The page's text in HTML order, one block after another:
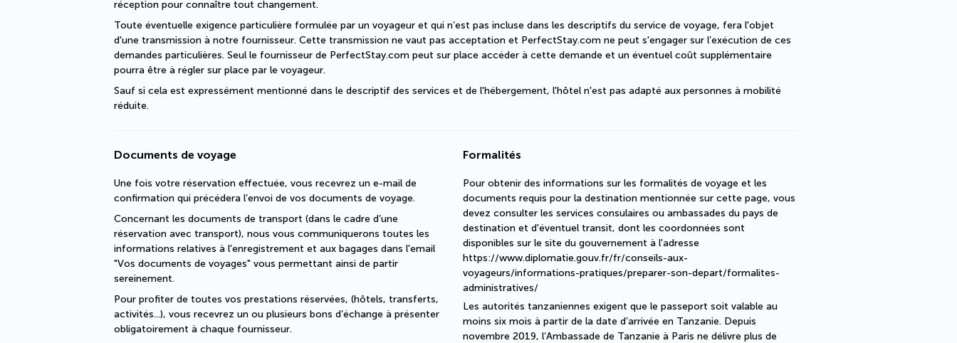
réception pour connaître tout changement.
Toute éventuelle exigence particulière formulée par un voyageur et qui n’est pas incluse dans les descriptifs du service de voyage, fera l'objet
d'une transmission à notre fournisseur. Cette transmission ne vaut pas acceptation et PerfectStay.com ne peut s'engager sur l’exécution de ces
demandes particulières. Seul le fournisseur de PerfectStay.com peut sur place accéder à cette demande et un éventuel coût supplémentaire
pourra être à régler sur place par le voyageur.
Sauf si cela est expressément mentionné dans le descriptif des services et de l'hébergement, l'hôtel n'est pas adapté aux personnes à mobilité
réduite.
Documents de voyage
Une fois votre réservation effectuée, vous recevrez un e-mail de
confirmation qui précédera l’envoi de vos documents de voyage.
Concernant les documents de transport (dans le cadre d’une
réservation avec transport), nous vous communiquerons toutes les
informations relatives à l'enregistrement et aux bagages dans l'email
"Vos documents de voyages" vous permettant ainsi de partir
sereinement.
Pour profiter de toutes vos prestations réservées, (hôtels, transferts,
activités...), vous recevrez un ou plusieurs bons d’échange à présenter
obligatoirement à chaque fournisseur.
Formalités
Pour obtenir des informations sur les formalités de voyage et les
documents requis pour la destination mentionnée sur cette page, vous
devez consulter les services consulaires ou ambassades du pays de
destination et d'éventuel transit, dont les coordonnées sont
disponibles sur le site du gouvernement à l'adresse
https://www.diplomatie.gouv.fr/fr/conseils-aux-
voyageurs/informations-pratiques/preparer-son-depart/formalites-
administratives/
Les autorités tanzaniennes exigent que le passeport soit valable au
moins six mois à partir de la date d’arrivée en Tanzanie. Depuis
novembre 2019, l’Ambassade de Tanzanie à Paris ne délivre plus de